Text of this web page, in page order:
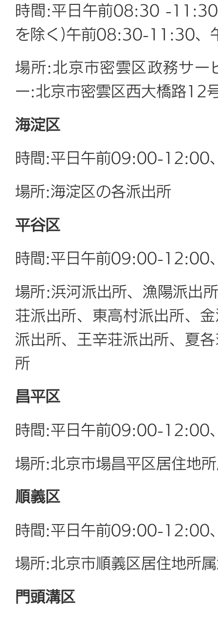
時間:平日午前08:30 -
を除く)午前08:30-11:30
場所:北京市密雲区政務サー
ー:北京市密雲区西大橋路12
海淀区
時間:平日午前09:00-
場所:海淀区の各派出所
平谷区
時間:平日午前09:00-
場所:浜河派出所、漁陽派出
荘派出所、東高村派出所、
派出所、王辛荘派出所、夏
所
昌平区
時間:平日午前09:00-
場所:北京市場昌平区居住地
順義区
時間:平日午前09:00-
場所:北京市順義区居住地所
門頭溝区